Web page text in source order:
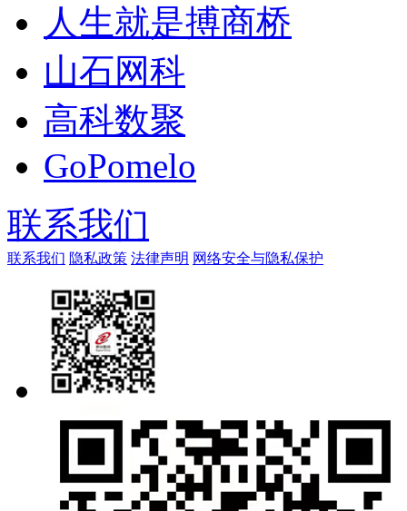
人生就是搏商桥
山石网科
高科数聚
GoPomelo
联系我们
联系我们 隐私政策 法律声明 网络安全与隐私保护